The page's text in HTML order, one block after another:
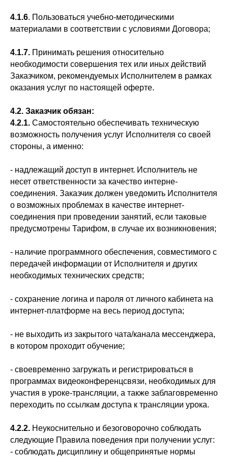
4.1.6. Пользоваться учебно-методическими
материалами в соответствии с условиями Договора;
4.1.7. Принимать решения относительно
необходимости совершения тех или иных действий
Заказчиком, рекомендуемых Исполнителем в рамках
оказания услуг по настоящей оферте.
4.2. Заказчик обязан:
4.2.1. Самостоятельно обеспечивать техническую
возможность получения услуг Исполнителя со своей
стороны, а именно:
- надлежащий доступ в интернет. Исполнитель не
несет ответственности за качество интерне-
соединения. Заказчик должен уведомить Исполнителя
о возможных проблемах в качестве интернет-
соединения при проведении занятий, если таковые
предусмотрены Тарифом, в случае их возникновения;
- наличие программного обеспечения, совместимого с
передачей информации от Исполнителя и других
необходимых технических средств;
- сохранение логина и пароля от личного кабинета на
интернет-платформе на весь период доступа;
- не выходить из закрытого чата/канала мессенджера,
в котором проходит обучение;
- своевременно загружать и регистрироваться в
программах видеоконференцсвязи, необходимых для
участия в уроке-трансляции, а также заблаговременно
переходить по ссылкам доступа к трансляции урока.
4.2.2. Неукоснительно и безоговорочно соблюдать
следующие Правила поведения при получении услуг:
- соблюдать дисциплину и общепринятые нормы